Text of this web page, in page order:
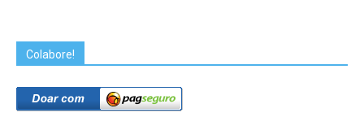
Colabore!